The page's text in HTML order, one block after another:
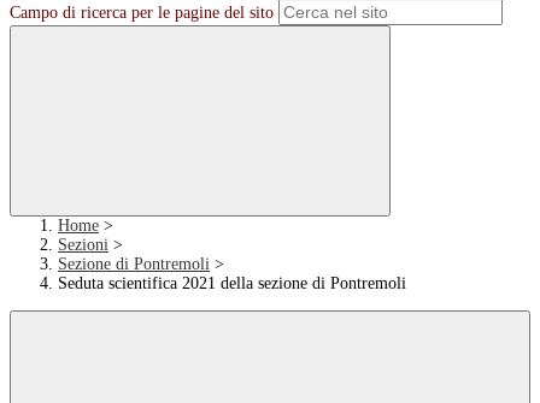
Campo di ricerca per le pagine del sito
Home >
Sezioni >
Sezione di Pontremoli >
Seduta scientifica 2021 della sezione di Pontremoli